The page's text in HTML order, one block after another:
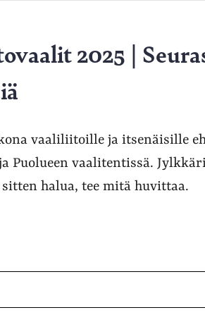
2025 |
vaaliliitoille ja itsenäisille
Puolueen vaalitentissä.
halua, tee mitä huvittaa.